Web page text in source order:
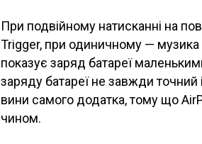
При подвійному натисканні на
Trigger, при одиничному —
показує заряд батареї
заряду батареї не завжди
вини самого додатка, тому що
чином.